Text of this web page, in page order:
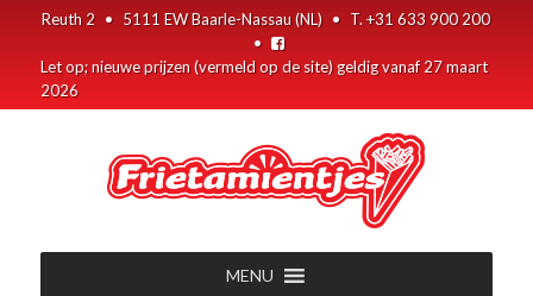
Reuth 2 • 5111 EW Baarle-Nassau (NL) • T. +31 633 900 200
•
Let op; nieuwe prijzen (vermeld op de site) geldig vanaf 27 maart
2026
MENU